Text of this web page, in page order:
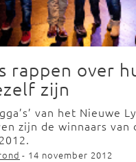
rappen over
zijn
van het Nieuwe
zijn de winnaars van
- 14 november 2012